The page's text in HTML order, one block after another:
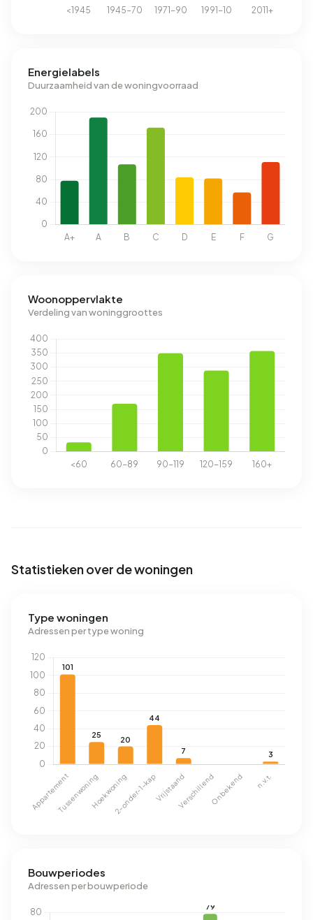
Energielabels
Duurzaamheid van de woningvoorraad
Woonoppervlakte
Verdeling van woninggroottes
Statistieken over de woningen
Type woningen
Adressen per type woning
Bouwperiodes
Adressen per bouwperiode